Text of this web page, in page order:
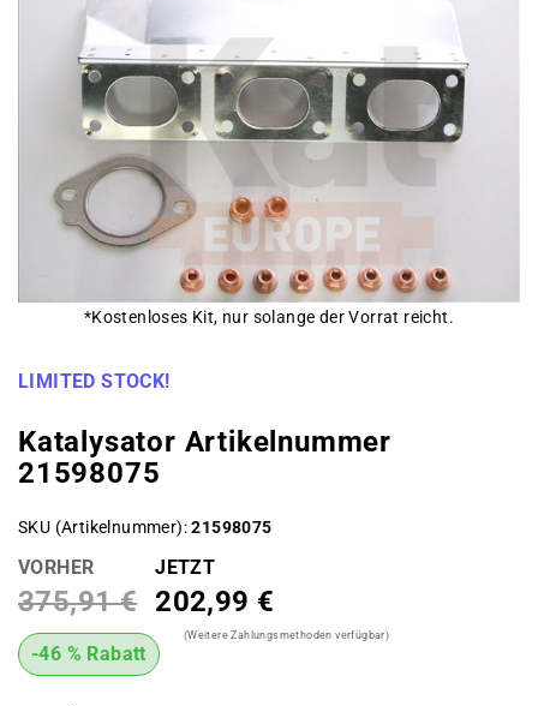
*Kostenloses Kit, nur solange der Vorrat reicht.
LIMITED STOCK!
Katalysator Artikelnummer
21598075
SKU (Artikelnummer) 21598075
VORHER
375,91 €
JETZT
202,99 €
-46 % Rabatt
(Weitere Zahlungsmethoden verfügbar)